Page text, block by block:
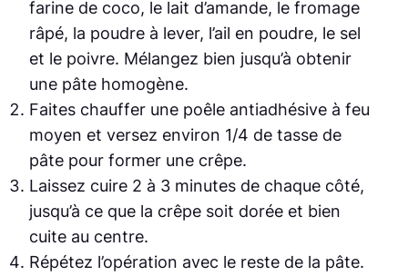
farine de coco, le lait d’amande, le fromage
râpé, la poudre à lever, l’ail en poudre, le sel
et le poivre. Mélangez bien jusqu’à obtenir
une pâte homogène.
Faites chauffer une poêle antiadhésive à feu
moyen et versez environ 1/4 de tasse de
pâte pour former une crêpe.
Laissez cuire 2 à 3 minutes de chaque côté,
jusqu’à ce que la crêpe soit dorée et bien
cuite au centre.
Répétez l’opération avec le reste de la pâte.